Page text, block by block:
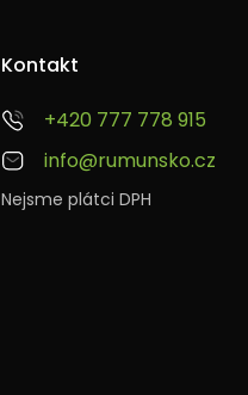
Kontakt
+420 777 778 915
info@rumunsko.cz
Nejsme plátci DPH